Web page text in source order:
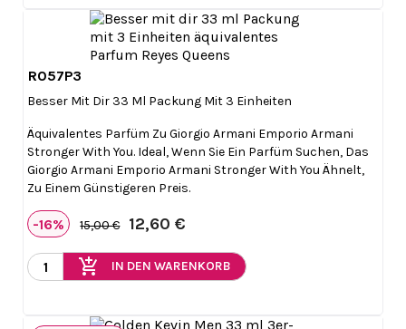
R057P3
Besser Mit Dir 33 Ml Packung Mit 3 Einheiten
Äquivalentes Parfüm Zu Giorgio Armani Emporio Armani
Stronger With You. Ideal, Wenn Sie Ein Parfüm Suchen, Das
Giorgio Armani Emporio Armani Stronger With You Ähnelt,
Zu Einem Günstigeren Preis.
-16% 15,00 € 12,60 €
add_shopping_cart IN DEN WARENKORB